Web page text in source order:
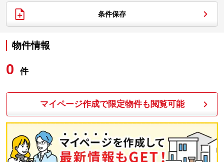
条件保存
物件情報
0 件
マイページ作成で限定物件も閲覧可能